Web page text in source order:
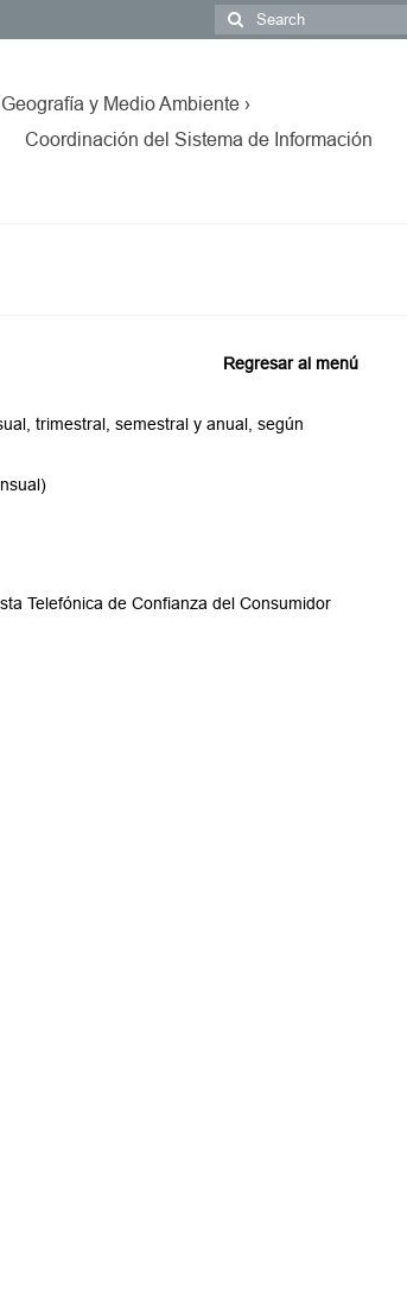
Geografía y Medio Ambiente ›
Coordinación del Sistema de Información
Regresar al menú
trimestral, semestral y anual, según
Telefónica de Confianza del Consumidor